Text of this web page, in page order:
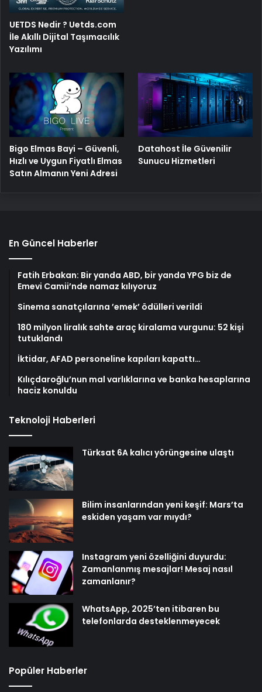
UETDS Nedir ? Uetds.com
İle Akıllı Dijital Taşımacılık
Yazılımı
Bigo Elmas Bayi – Güvenli,
Hızlı ve Uygun Fiyatlı Elmas
Satın Almanın Yeni Adresi
Datahost İle Güvenilir
Sunucu Hizmetleri
En Güncel Haberler
Fatih Erbakan: Bir yanda ABD, bir yanda YPG biz de
Emevi Camii’nde namaz kılıyoruz
Sinema sanatçılarına ’emek’ ödülleri verildi
180 milyon liralık sahte araç kiralama vurgunu: 52 kişi
tutuklandı
İktidar, AFAD personeline kapıları kapattı…
Kılıçdaroğlu’nun mal varlıklarına ve banka hesaplarına
haciz konuldu
Teknoloji Haberleri
Türksat 6A kalıcı yörüngesine ulaştı
Bilim insanlarından yeni keşif: Mars’ta
eskiden yaşam var mıydı?
Instagram yeni özelliğini duyurdu:
Zamanlanmış mesajlar! Mesaj nasıl
zamanlanır?
WhatsApp, 2025’ten itibaren bu
telefonlarda desteklenmeyecek
Popüler Haberler